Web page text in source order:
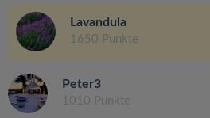
Lavandula
1650 Punkte
Peter3
1010 Punkte